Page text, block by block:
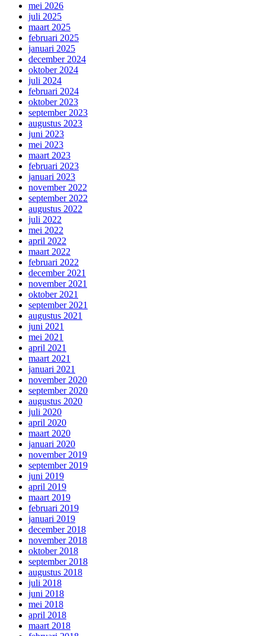
mei 2026
juli 2025
maart 2025
februari 2025
januari 2025
december 2024
oktober 2024
juli 2024
februari 2024
oktober 2023
september 2023
augustus 2023
juni 2023
mei 2023
maart 2023
februari 2023
januari 2023
november 2022
september 2022
augustus 2022
juli 2022
mei 2022
april 2022
maart 2022
februari 2022
december 2021
november 2021
oktober 2021
september 2021
augustus 2021
juni 2021
mei 2021
april 2021
maart 2021
januari 2021
november 2020
september 2020
augustus 2020
juli 2020
april 2020
maart 2020
januari 2020
november 2019
september 2019
juni 2019
april 2019
maart 2019
februari 2019
januari 2019
december 2018
november 2018
oktober 2018
september 2018
augustus 2018
juli 2018
juni 2018
mei 2018
april 2018
maart 2018